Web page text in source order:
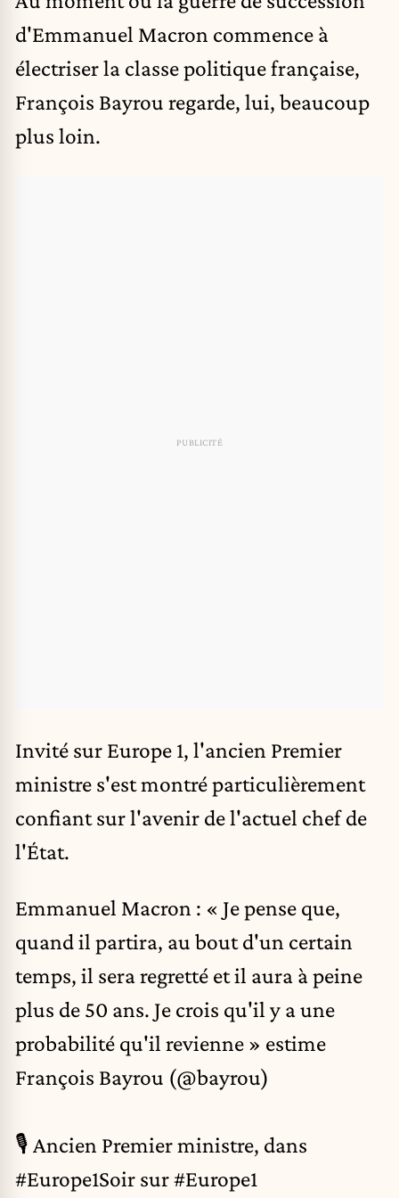
d'Emmanuel Macron commence à
électriser la classe politique française,
François Bayrou regarde, lui, beaucoup
plus loin.
Invité sur Europe 1, l'ancien Premier
ministre s'est montré particulièrement
confiant sur l'avenir de l'actuel chef de
l'État.
Emmanuel Macron : « Je pense que,
quand il partira, au bout d'un certain
temps, il sera regretté et il aura à peine
plus de 50 ans. Je crois qu'il y a une
probabilité qu'il revienne » estime
François Bayrou (@bayrou)
🎙️ Ancien Premier ministre, dans
#Europe1Soir sur#Europe1